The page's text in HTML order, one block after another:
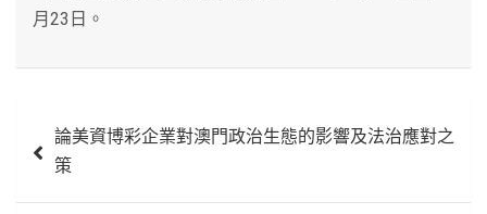
月23日。
章 論美資博彩企業對澳門政治生態的影響及法治應對之
策